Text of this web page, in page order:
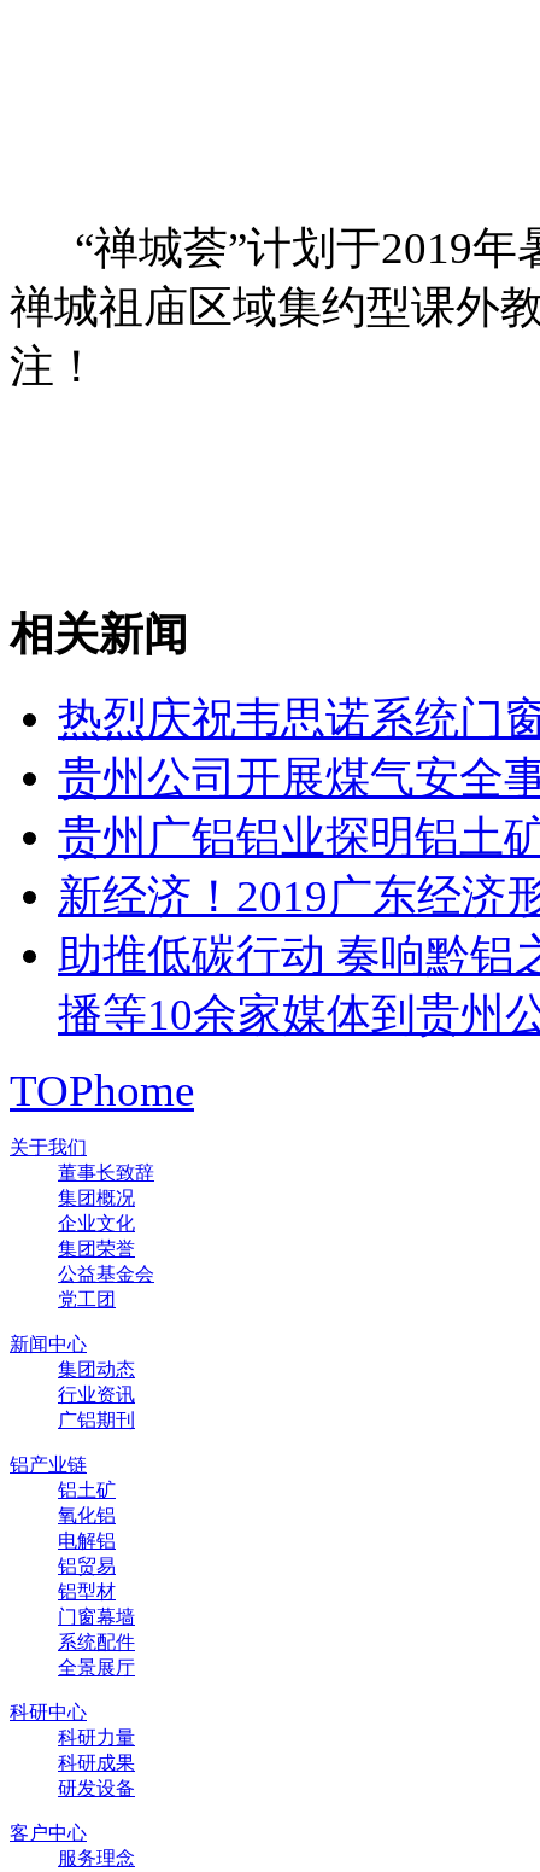
“禅城荟”计划于2019年
禅城祖庙区域集约型课外
注！
相关新闻
热烈庆祝韦思诺系统门
贵州公司开展煤气安全
贵州广铝铝业探明铝土
新经济！2019广东经济
助推低碳行动 奏响黔铝
播等10余家媒体到贵州
TOPhome
关于我们
董事长致辞
集团概况
企业文化
集团荣誉
公益基金会
党工团
新闻中心
集团动态
行业资讯
广铝期刊
铝产业链
铝土矿
氧化铝
电解铝
铝贸易
铝型材
门窗幕墙
系统配件
全景展厅
科研中心
科研力量
科研成果
研发设备
客户中心
服务理念